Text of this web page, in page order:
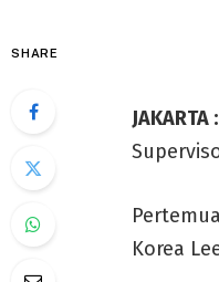
SHARE
JAKARTA :
Korea